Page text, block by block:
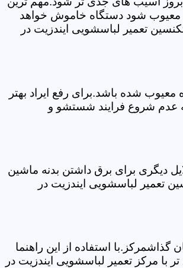
معیوب شود دستگاه خاموش خواهد
تعمیر لباسشویی ایندزیت در
شده باشد.برای رفع ایراد بهتر
عدم شروع فرایند شستشو و
دیگری برای برق داشتن بدنه ماشین
تعمیر لباسشویی ایندزیت در
استفاده از این راهنما
مرکز تعمیر لباسشویی ایندزیت در